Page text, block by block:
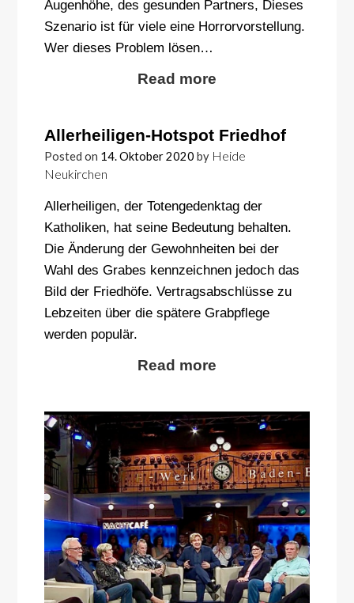
Augenhöhe, des gesunden Partners, Dieses
Szenario ist für viele eine Horrorvorstellung.
Wer dieses Problem lösen…
Read more
Allerheiligen-Hotspot Friedhof
Posted on 14. Oktober 2020 by Heide
Neukirchen
Allerheiligen, der Totengedenktag der
Katholiken, hat seine Bedeutung behalten.
Die Änderung der Gewohnheiten bei der
Wahl des Grabes kennzeichnen jedoch das
Bild der Friedhöfe. Vertragsabschlüsse zu
Lebzeiten über die spätere Grabpflege
werden populär.
Read more